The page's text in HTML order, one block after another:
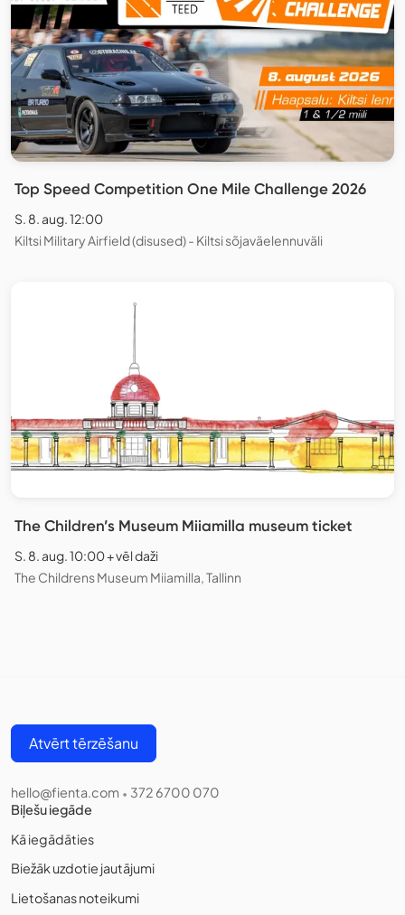
Top Speed Competition One Mile Challenge 2026
S. 8. aug. 12:00
Kiltsi Military Airfield (disused) - Kiltsi sõjaväelennuväli
The Children’s Museum Miiamilla museum ticket
S. 8. aug. 10:00 + vēl daži
The Childrens Museum Miiamilla, Tallinn
Atvērt tērzēšanu
hello@fienta.com • 372 6700 070
Biļešu iegāde
Kā iegādāties
Biežāk uzdotie jautājumi
Lietošanas noteikumi